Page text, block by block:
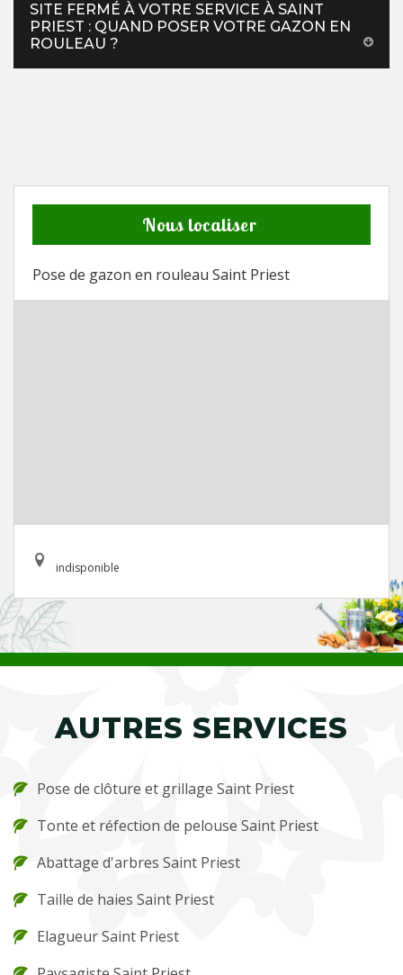
SITE FERMÉ À VOTRE SERVICE À SAINT
PRIEST : QUAND POSER VOTRE GAZON EN
ROULEAU ?
Nous localiser
Pose de gazon en rouleau Saint Priest
indisponible
AUTRES SERVICES
Pose de clôture et grillage Saint Priest
Tonte et réfection de pelouse Saint Priest
Abattage d'arbres Saint Priest
Taille de haies Saint Priest
Elagueur Saint Priest